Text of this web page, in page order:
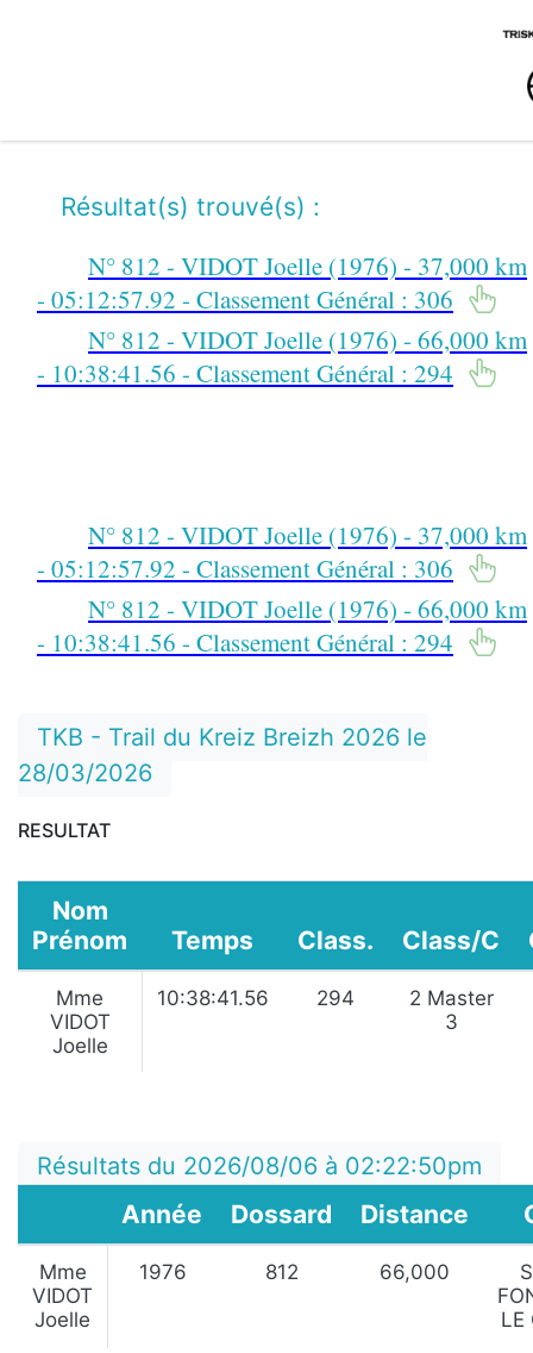
Résultat(s) trouvé(s) :
N° 812 - VIDOT Joelle (1976) - 37,000 km
- 05:12:57.92 - Classement Général : 306
N° 812 - VIDOT Joelle (1976) - 66,000 km
- 10:38:41.56 - Classement Général : 294
N° 812 - VIDOT Joelle (1976) - 37,000 km
- 05:12:57.92 - Classement Général : 306
N° 812 - VIDOT Joelle (1976) - 66,000 km
- 10:38:41.56 - Classement Général : 294
TKB - Trail du Kreiz Breizh 2026 le
28/03/2026
RESULTAT
Nom
Prénom
Temps Class. Class/C
Mme
VIDOT
Joelle
10:38:41.56 294
2 Master
3
Résultats du 2026/08/06 à 02:22:50pm
Année Dossard Distance
Mme
VIDOT
Joelle
1976 812 66,000
LE